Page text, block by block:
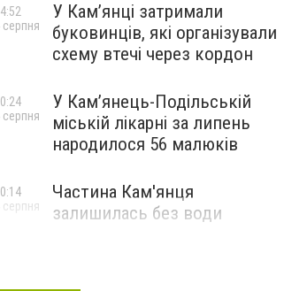
У Кам’янці затримали
буковинців, які організували
схему втечі через кордон
серпня
У Кам’янець-Подільській
міській лікарні за липень
народилося 56 малюків
серпня
Частина Кам'янця
залишилась без води
серпня